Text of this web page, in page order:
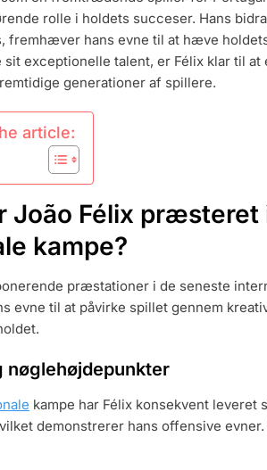
INTERNATIONALE
PRÆSTATIONER,
BIDRAG,
ARV
rolle i holdets succeser. Hans
fremhæver hans evne til at hæve
exceptionelle talent, er Félix klar til at
generationer af spillere.
article:
João Félix præsteret
kampe?
præstationer i de seneste
evne til at påvirke spillet gennem
nøglehøjdepunkter
kampe har Félix konsekvent
demonstrerer hans offensive